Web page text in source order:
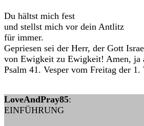
Du hältst mich fest
und stellst mich vor dein Antlitz
für immer.
Gepriesen sei der Herr, der Gott
von Ewigkeit zu Ewigkeit! Amen, ja
Psalm 41. Vesper vom Freitag der 1.
LoveAndPray85:
EINFÜHRUNG